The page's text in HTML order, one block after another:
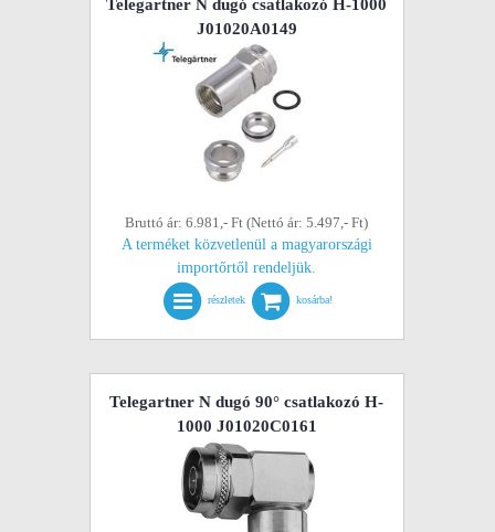
Telegartner N dugó csatlakozó H-1000
J01020A0149
Bruttó ár: 6.981,- Ft (Nettó ár: 5.497,- Ft)
A terméket közvetlenül a magyarországi
importőrtől rendeljük.
részletek kosárba!
Telegartner N dugó 90° csatlakozó H-
1000 J01020C0161